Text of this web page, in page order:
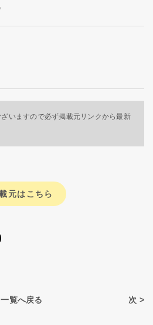
いますので必ず掲載元リンクから最新
元はこちら
一覧へ戻る 次 >